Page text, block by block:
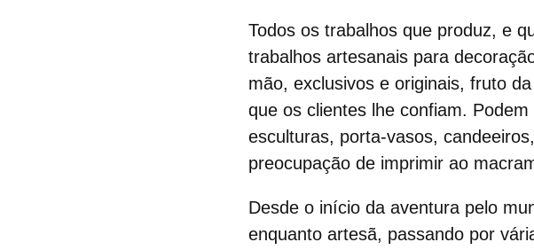
Todos os trabalhos que produz, e
trabalhos artesanais para
mão, exclusivos e originais, fruto
que os clientes lhe confiam.
esculturas, porta-vasos,
preocupação de imprimir ao
Desde o início da aventura pelo
enquanto artesã, passando por